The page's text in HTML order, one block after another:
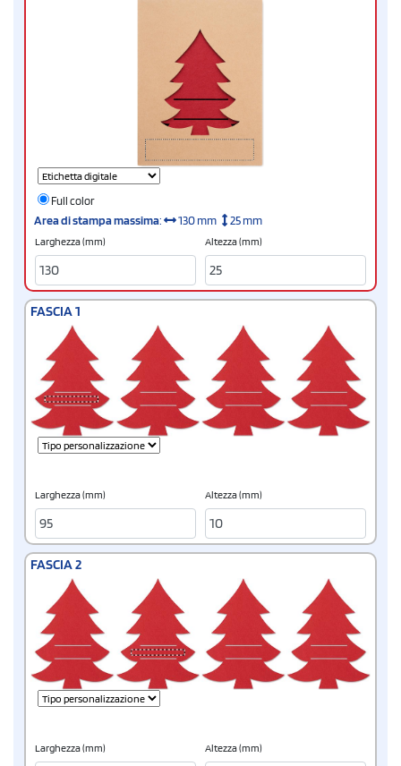
Full color
Area di stampa massima: 130 mm 25 mm
Larghezza (mm) Altezza (mm)
FASCIA 1
Larghezza (mm) Altezza (mm)
FASCIA 2
Larghezza (mm) Altezza (mm)